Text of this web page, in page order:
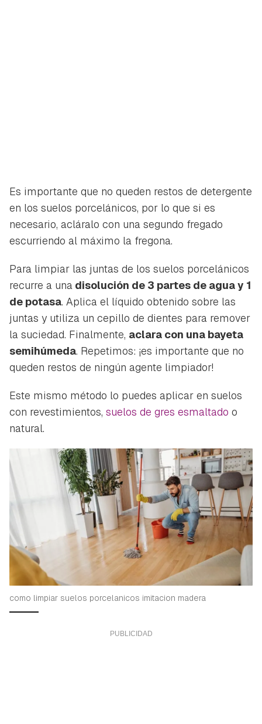
INICIAR SESIÓN CANCELAR
Es importante que no queden restos de detergente
en los suelos porcelánicos, por lo que si es
necesario, acláralo con una segundo fregado
escurriendo al máximo la fregona.
Para limpiar las juntas de los suelos porcelánicos
recurre a una disolución de 3 partes de agua y 1
de potasa. Aplica el líquido obtenido sobre las
juntas y utiliza un cepillo de dientes para remover
la suciedad. Finalmente, aclara con una bayeta
semihúmeda. Repetimos: ¡es importante que no
queden restos de ningún agente limpiador!
Este mismo método lo puedes aplicar en suelos
con revestimientos, suelos de gres esmaltado o
natural.
como limpiar suelos porcelanicos imitacion madera
ACEPTAR